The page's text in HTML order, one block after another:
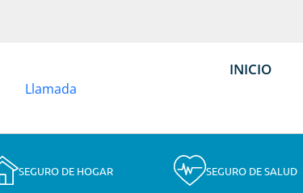
INICIO
SEGURO DE HOGAR SEGURO DE SALUD